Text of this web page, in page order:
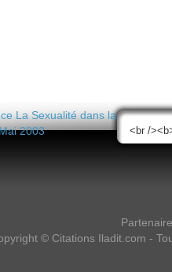
La Sexualité dans la
2003
© Citations Iladit.com -